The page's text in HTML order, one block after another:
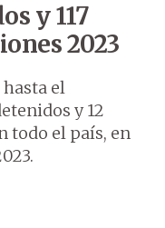
y 117
2023
el
y 12
todo el país, en